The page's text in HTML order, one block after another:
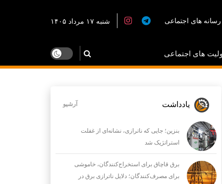
های اجتماعی شنبه ۱۷ مرداد ۱۴۰۵
های اجتماعی
یادداشت آرشیو
بنزین؛ جایی که ناترازی، نشانه‌ای از غفلت
استراتژیک شد
برق قاچاق برای استخراج‌کنندگان، خاموشی
برای مصرف‌کنندگان؛ دلایل ناترازی برق در